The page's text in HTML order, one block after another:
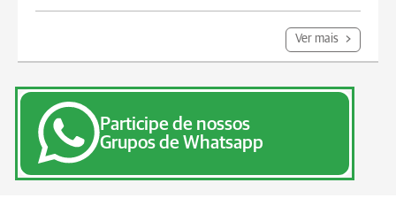
Ver mais
Participe de nossos
Grupos de Whatsapp